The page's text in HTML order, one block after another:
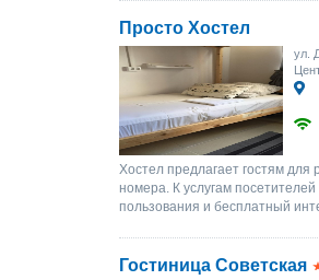
Просто Хостел
ул.
Хостел предлагает гостям
номера. К услугам
пользования и бесплатный
Гостиница Советская